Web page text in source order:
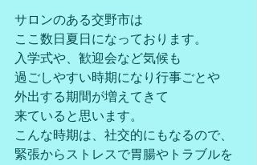
サロンのある交野市は
ここ数日夏日になっております。
入学式や、歓迎会など気候も
過ごしやすい時期になり行事ごとや
外出する期間が増えてきて
来ていると思います。
こんな時期は、社交的にもなるので、
緊張からストレスで胃腸やトラブルを